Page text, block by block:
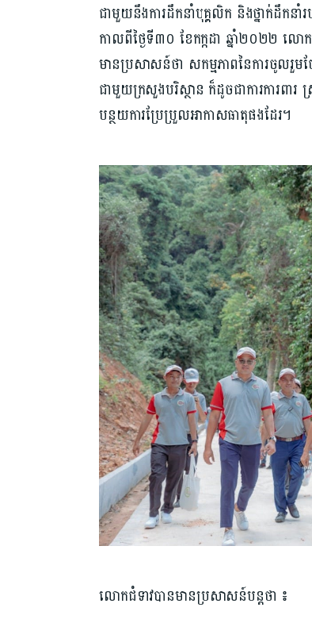
ជាមួយនឹងការដឹកនាំបុគ្គលិក និងថ្នាក់ដឹកនាំ
កាលពីថ្ងៃទី៣០ ខែកក្កដា ឆ្នាំ២០២២ លោ
មានប្រសាសន៍ថា សកម្មភាពនៃការចូលរួមថែ
ជាមួយក្រសួងបរិស្ថាន ក៏ដូចជាការការព
បន្ថយការប្រែប្រួលអាកាសធាតុផងដែរ។
លោកជំទាវបានមានប្រសាសន៍បន្តថា ៖